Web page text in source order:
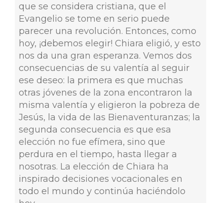
que se considera cristiana, que el
Evangelio se tome en serio puede
parecer una revolución. Entonces, como
hoy, ¡debemos elegir! Chiara eligió, y esto
nos da una gran esperanza. Vemos dos
consecuencias de su valentía al seguir
ese deseo: la primera es que muchas
otras jóvenes de la zona encontraron la
misma valentía y eligieron la pobreza de
Jesús, la vida de las Bienaventuranzas; la
segunda consecuencia es que esa
elección no fue efímera, sino que
perdura en el tiempo, hasta llegar a
nosotras. La elección de Chiara ha
inspirado decisiones vocacionales en
todo el mundo y continúa haciéndolo